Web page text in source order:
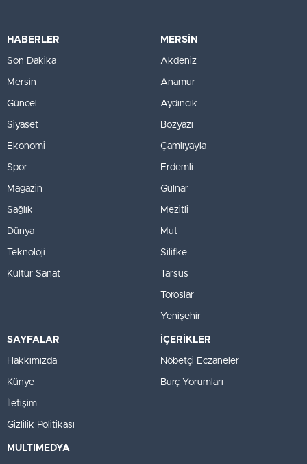
HABERLER
Son Dakika
Mersin
Güncel
Siyaset
Ekonomi
Spor
Magazin
Sağlık
Dünya
Teknoloji
Kültür Sanat
MERSİN
Akdeniz
Anamur
Aydıncık
Bozyazı
Çamlıyayla
Erdemli
Gülnar
Mezitli
Mut
Silifke
Tarsus
Toroslar
Yenişehir
SAYFALAR
Hakkımızda
Künye
İletişim
Gizlilik Politikası
İÇERİKLER
Nöbetçi Eczaneler
Burç Yorumları
MULTIMEDYA